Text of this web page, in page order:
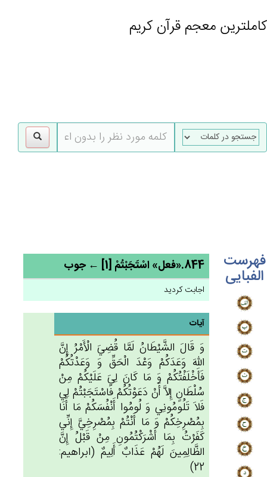
کاملترین معجم قرآن کریم
فهرست
الفبایی 844.«فعل» اسْتَجَبْتُمْ‌ [1] ← جوب
اجابت کردید
آیات
وَ قَال‌َ الشَّيْطَان‌ُ لَمَّا قُضِي‌َ الْأَمْرُ إِن‌َّ
الله‌َ وَعَدَكُم‌ْ وَعْدَ الْحَق‌ِّ وَ وَعَدْتُكُم‌ْ
فَأَخْلَفْتُكُم‌ْ وَ مَا كَان‌َ لِي‌َ عَلَيْكُمْ‌ مِنْ‌
سُلْطَان‌ٍ إِلاَّ أَنْ‌ دَعَوْتُكُم‌ْ فَاسْتَجَبْتُم‌ْ لِي‌
فَلاَ تَلُومُونِي‌ وَ لُومُوا أَنْفُسَكُمْ‌ مَا أَنَا
بِمُصْرِخِكُم‌ْ وَ مَا أَنْتُمْ بِمُصْرِخِي‌َّ إِنِّي‌
كَفَرْت‌ُ بِمَا أَشْرَكْتُمُون‌ِ مِنْ‌ قَبْل‌ُ إِن‌َّ
الظَّالِمِين‌َ لَهُم‌ْ عَذَاب‌ٌ أَلِيم‌ٌ (ابراهيم:
22)